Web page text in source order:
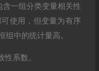
含一组分类变量相关性
使用，但变量为有序
组中的统计量高。
系数。